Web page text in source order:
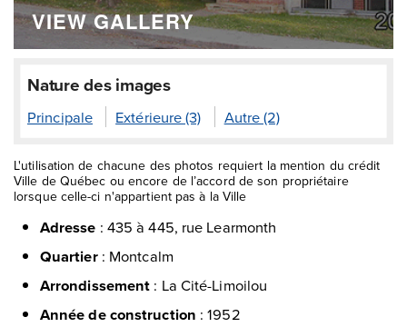
VIEW GALLERY
Nature des images
Principale Extérieure (3) Autre (2)
L'utilisation de chacune des photos requiert la mention du crédit
Ville de Québec ou encore de l’accord de son propriétaire
lorsque celle-ci n'appartient pas à la Ville
Adresse : 435 à 445, rue Learmonth
Quartier: Montcalm
Arrondissement : La Cité-Limoilou
Année de construction :1952